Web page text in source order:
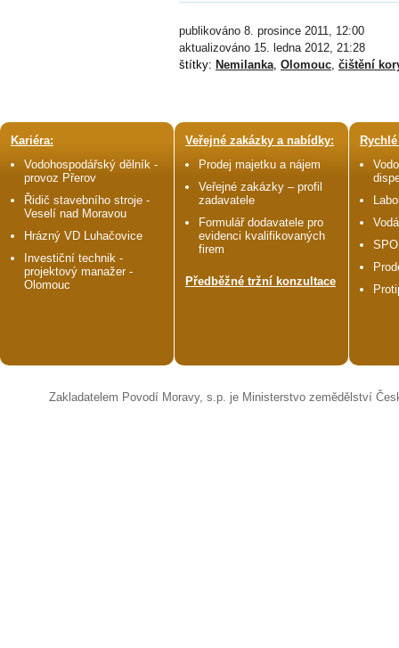
publikováno 8. prosince 2011, 12:00
aktualizováno 15. ledna 2012, 21:28
štítky: Nemilanka Olomouc čištění
Kariéra:
Vodohospodářský dělník -
provoz Přerov
Řidič stavebního stroje -
Veselí nad Moravou
Hrázný VD Luhačovice
Investiční technik -
projektový manažer -
Olomouc
Veřejné zakázky a nabídky:
Prodej majetku a nájem
Veřejné zakázky – profil
zadavatele
Formulář dodavatele pro
evidenci kvalifikovaných
firem
Předběžné tržní konzultace
Zakladatelem Povodí Moravy, s.p. je Ministerstvo zemědělství